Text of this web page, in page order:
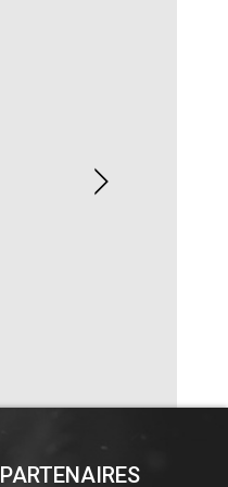
PARTENAIRES